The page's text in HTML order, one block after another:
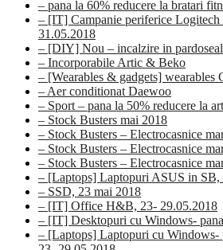
– pana la 60% reducere la bratari
– [IT] Campanie periferice Logitech
31.05.2018
– [DIY] Nou – incalzire in
– Incorporabile Artic & Beko
– [Wearables & gadgets] wearables
– Aer conditionat Daewoo
– Sport – pana la 50% reducere la
– Stock Busters mai 2018
– Stock Busters – Electrocasnice
– Stock Busters – Electrocasnice
– Stock Busters – Electrocasnice
– [Laptops] Laptopuri ASUS in SB,
– SSD, 23 mai 2018
– [IT] Office H&B, 23- 29.05.2018
– [IT] Desktopuri cu Windows-
– [Laptops] Laptopuri cu Windows-